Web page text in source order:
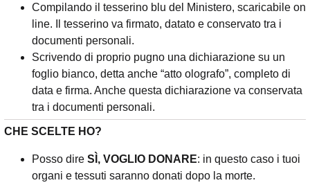
Compilando il tesserino blu del Ministero, scaricabile on
line. Il tesserino va firmato, datato e conservato tra i
documenti personali.
Scrivendo di proprio pugno una dichiarazione su un
foglio bianco, detta anche “atto olografo”, completo di
data e firma. Anche questa dichiarazione va conservata
tra i documenti personali.
CHE SCELTE HO?
Posso dire SÌ, VOGLIO DONARE: in questo caso i tuoi
organi e tessuti saranno donati dopo la morte.